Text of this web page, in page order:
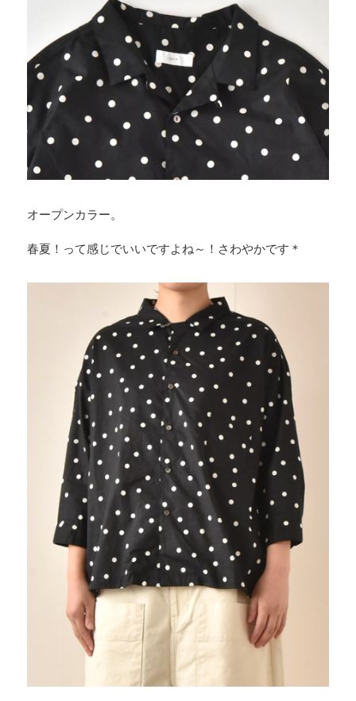
オープンカラー。
春夏！って感じでいいですよね～！さわやかです＊